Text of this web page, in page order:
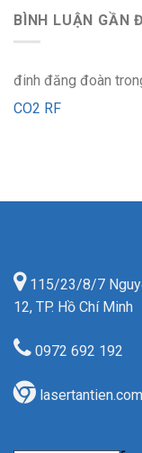
BÌNH LUẬN GẦN
đinh đăng đoàn
CO2 RF
115/23/8/7
12, TP. Hồ Chí Minh
0972 692 192